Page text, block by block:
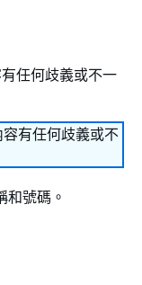
任何歧義或不一
有任何歧義或不
和號碼。